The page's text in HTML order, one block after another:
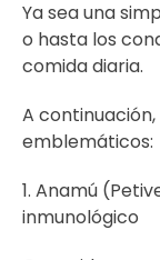
Ya sea una
o hasta los
comida diaria.
A
emblemáticos:
1. Anamú
inmunológico